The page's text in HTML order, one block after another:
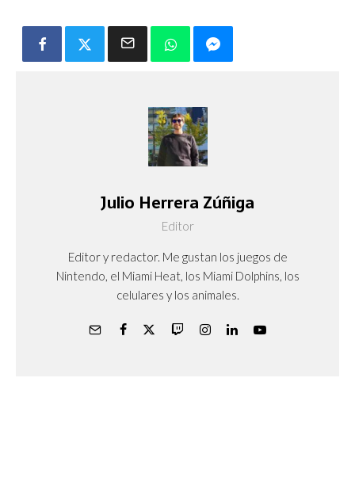
Julio Herrera Zúñiga
Editor
Editor y redactor. Me gustan los juegos de
Nintendo, el Miami Heat, los Miami Dolphins, los
celulares y los animales.